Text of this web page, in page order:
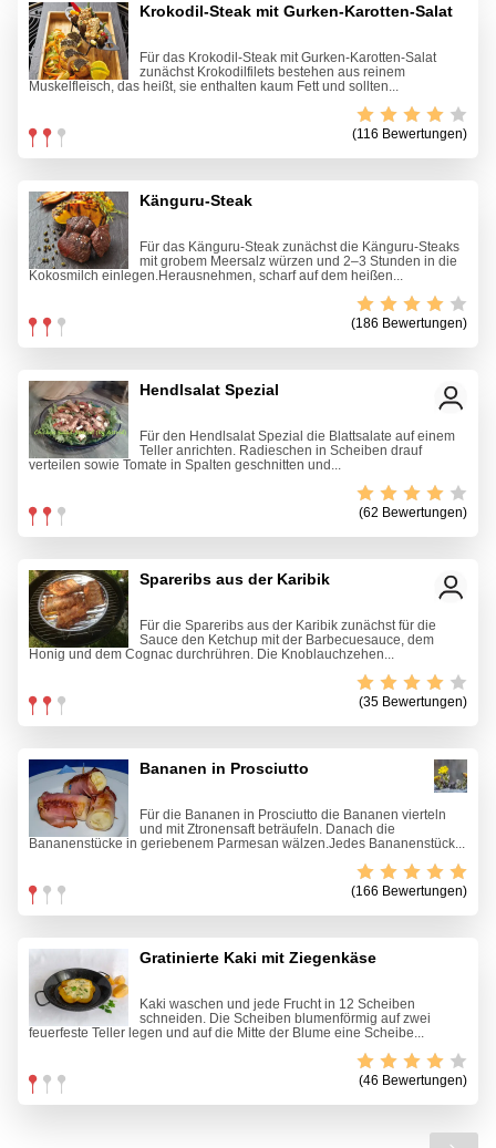
Krokodil-Steak mit Gurken-Karotten-Salat
Für das Krokodil-Steak mit Gurken-Karotten-Salat
zunächst Krokodilfilets bestehen aus reinem
Muskelfleisch, das heißt, sie enthalten kaum Fett und sollten...
(116 Bewertungen)
Känguru-Steak
Für das Känguru-Steak zunächst die Känguru-Steaks
mit grobem Meersalz würzen und 2–3 Stunden in die
Kokosmilch einlegen.Herausnehmen, scharf auf dem heißen...
(186 Bewertungen)
Hendlsalat Spezial
Für den Hendlsalat Spezial die Blattsalate auf einem
Teller anrichten. Radieschen in Scheiben drauf
verteilen sowie Tomate in Spalten geschnitten und...
(62 Bewertungen)
Spareribs aus der Karibik
Für die Spareribs aus der Karibik zunächst für die
Sauce den Ketchup mit der Barbecuesauce, dem
Honig und dem Cognac durchrühren. Die Knoblauchzehen...
(35 Bewertungen)
Bananen in Prosciutto
Für die Bananen in Prosciutto die Bananen vierteln
und mit Ztronensaft beträufeln. Danach die
Bananenstücke in geriebenem Parmesan wälzen.Jedes Bananenstück...
(166 Bewertungen)
Gratinierte Kaki mit Ziegenkäse
Kaki waschen und jede Frucht in 12 Scheiben
schneiden. Die Scheiben blumenförmig auf zwei
feuerfeste Teller legen und auf die Mitte der Blume eine Scheibe...
(46 Bewertungen)